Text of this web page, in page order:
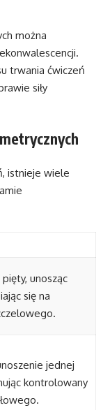
można
trwania ćwiczeń
siły
istnieje wiele
unosząc
się na
jednej
kontrolowany